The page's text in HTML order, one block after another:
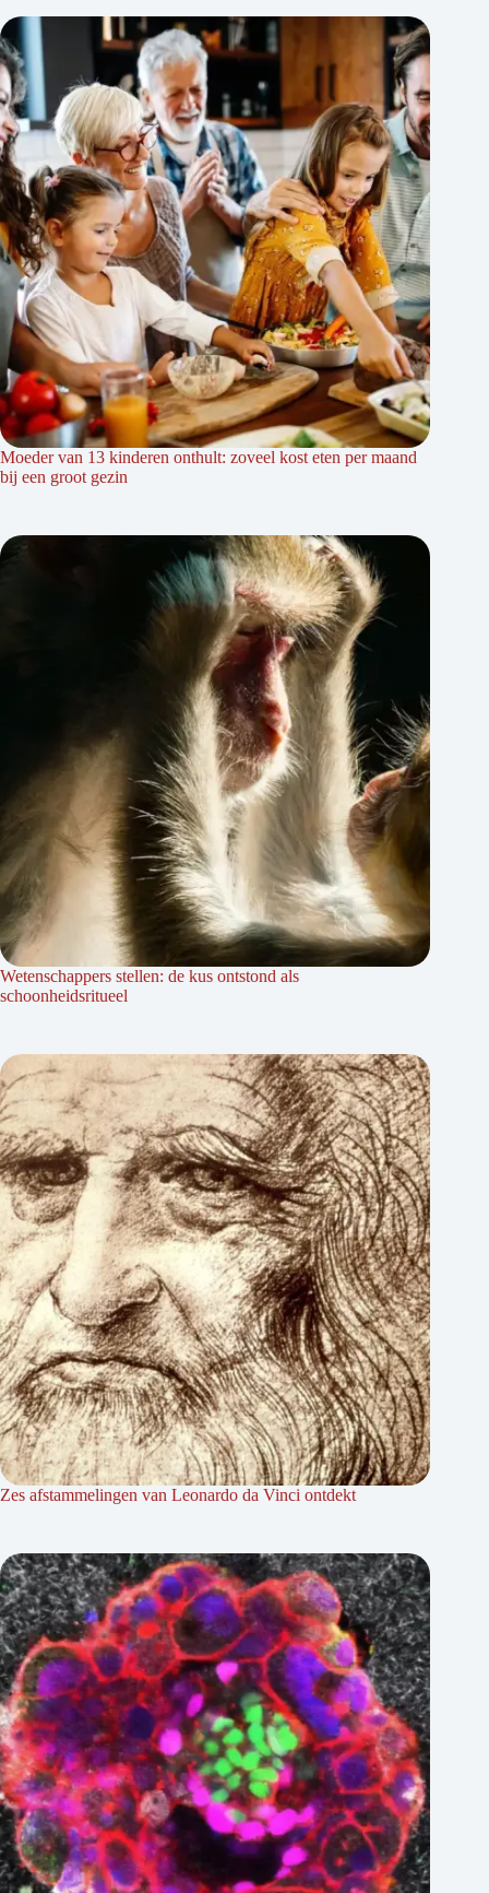
Moeder van 13 kinderen onthult: zoveel kost eten per maand
bij een groot gezin
Wetenschappers stellen: de kus ontstond als
schoonheidsritueel
Zes afstammelingen van Leonardo da Vinci ontdekt